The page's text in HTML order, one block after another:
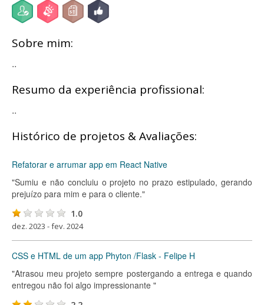
Sobre mim:
..
Resumo da experiência profissional:
..
Histórico de projetos & Avaliações:
Refatorar e arrumar app em React Native
"Sumiu e não concluiu o projeto no prazo estipulado, gerando
prejuízo para mim e para o cliente."
1.0
dez. 2023 - fev. 2024
CSS e HTML de um app Phyton /Flask - Felipe H
"Atrasou meu projeto sempre postergando a entrega e quando
entregou não foi algo impressionante "